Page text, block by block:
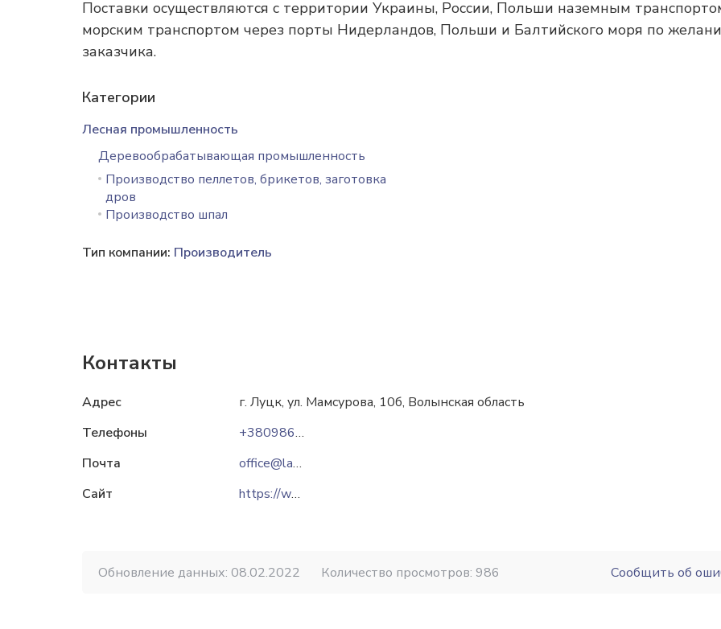
Поставки осуществляются с территории Украины, России, Польши наземным
морским транспортом через порты Нидерландов, Польши и Балтийского моря по
заказчика.
Категории
Лесная промышленность
Деревообрабатывающая промышленность
Производство пеллетов, брикетов, заготовка
дров
Производство шпал
Тип компании: Производитель
Контакты
Адрес
г. Луцк, ул. Мамсурова, 10б, Волынская область
Телефоны
+380986361461
Почта
office@lakroholding.com
Сайт
https://www.lakroholding.com
Обновление данных: 08.02.2022 Количество просмотров: 986 Сообщить об